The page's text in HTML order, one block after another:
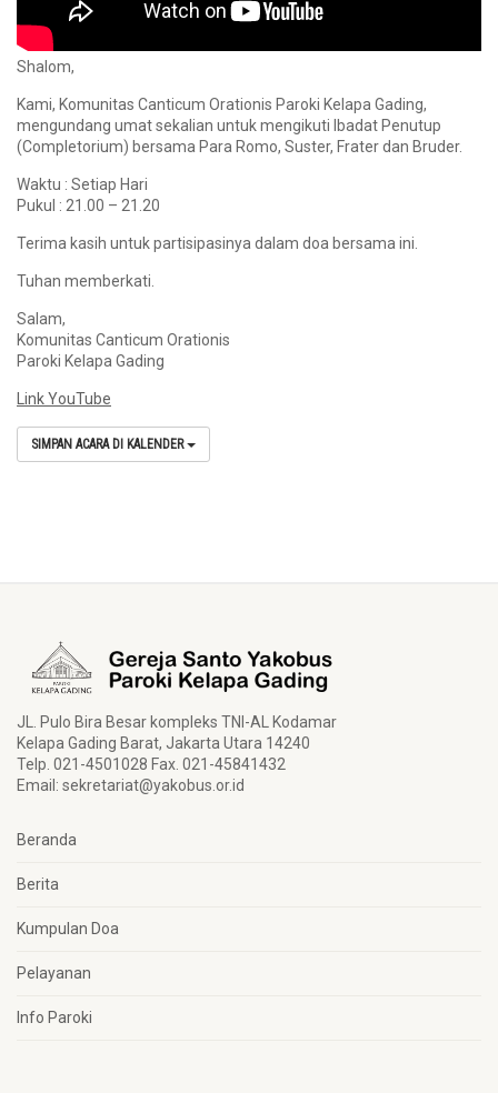
Shalom,
Kami, Komunitas Canticum Orationis Paroki Kelapa Gading,
mengundang umat sekalian untuk mengikuti Ibadat Penutup
(Completorium) bersama Para Romo, Suster, Frater dan Bruder.
Waktu : Setiap Hari
Pukul : 21.00 – 21.20
Terima kasih untuk partisipasinya dalam doa bersama ini.
Tuhan memberkati.
Salam,
Komunitas Canticum Orationis
Paroki Kelapa Gading
Link YouTube
SIMPAN ACARA DI KALENDER
JL. Pulo Bira Besar kompleks TNI-AL Kodamar
Kelapa Gading Barat, Jakarta Utara 14240
Telp. 021-4501028 Fax. 021-45841432
Email: sekretariat@yakobus.or.id
Beranda
Berita
Kumpulan Doa
Pelayanan
Info Paroki